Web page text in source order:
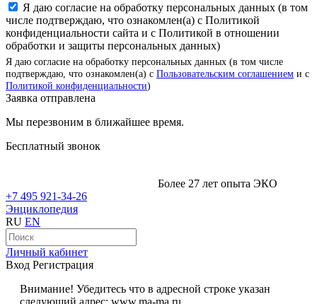
Я даю согласие на обработку персональных данных (в том
числе подтверждаю, что ознакомлен(а) с Политикой
конфиденциальности сайта и с Политикой в отношении
обработки и защиты персональных данных)
Я даю согласие на обработку персональных данных (в том числе
подтверждаю, что ознакомлен(а) с Пользовательским соглашением и с
Политикой конфиденциальности)
Заявка отправлена
Мы перезвоним в ближайшее время.
Бесплатный звонок
Более 27 лет опыта ЭКО
+7 495 921-34-26
Энциклопедия
RU EN
Личный кабинет
Вход Регистрация
Внимание! Убедитесь что в адресной строке указан
следующий адрес: www.ma-ma.ru